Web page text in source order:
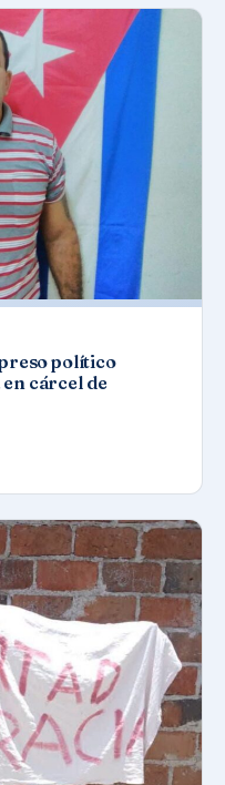
político
cárcel de